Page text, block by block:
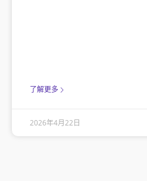
了解更多
2026年4月22日